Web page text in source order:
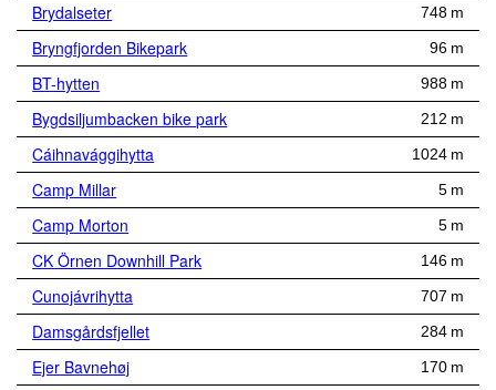
Brydalseter 748 m
Bryngfjorden Bikepark 96 m
BT-hytten 988 m
Bygdsiljumbacken bike park 212 m
Cáihnavággihytta 1024 m
Camp Millar 5 m
Camp Morton 5 m
CK Örnen Downhill Park 146 m
Cunojávrihytta 707 m
Damsgårdsfjellet 284 m
Ejer Bavnehøj 170 m